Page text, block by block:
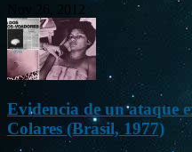
Nov 26, 2012
Evidencia de un ataque
Colares (Brasil, 1977)